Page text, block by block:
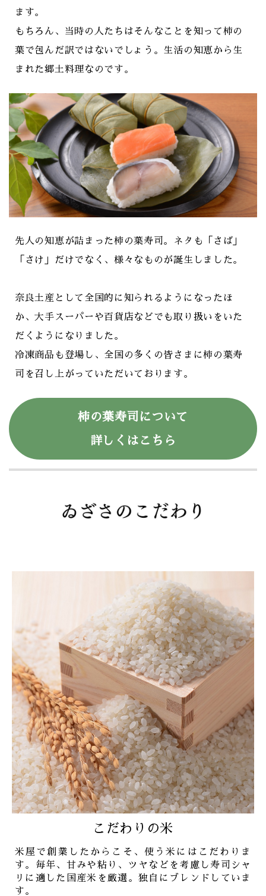
ます。
もちろん、当時の人たちはそんなことを知って柿の
葉で包んだ訳ではないでしょう。生活の知恵から生
まれた郷土料理なのです。
先人の知恵が詰まった柿の葉寿司。ネタも「さば」
「さけ」だけでなく、様々なものが誕生しました。
奈良土産として全国的に知られるようになったほ
か、大手スーパーや百貨店などでも取り扱いをいた
だくようになりました。
冷凍商品も登場し、全国の多くの皆さまに柿の葉寿
司を召し上がっていただいております。
柿の葉寿司について
詳しくはこちら
こだわりの米
米屋で創業したからこそ、使う米にはこだわりま
す。毎年、甘みや粘り、ツヤなどを考慮し寿司シャ
リに適した国産米を厳選。独自にブレンドしていま
す。